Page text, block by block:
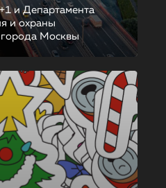
и Департамента
и охраны
Москвы